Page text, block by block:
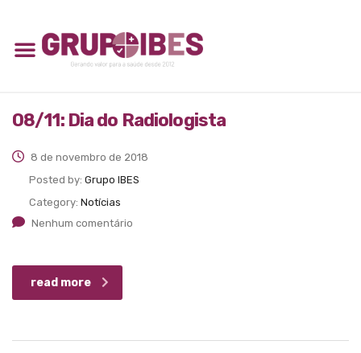
08/11: Dia do Radiologista
8 de novembro de 2018
Posted by: Grupo IBES
Category: Notícias
Nenhum comentário
read more